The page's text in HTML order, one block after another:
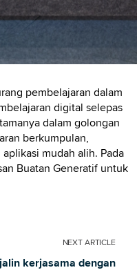
pembelajaran dalam
digital selepas
dalam golongan
berkumpulan,
mudah alih. Pada
Buatan Generatif untuk
NEXT ARTICLE
kerjasama dengan